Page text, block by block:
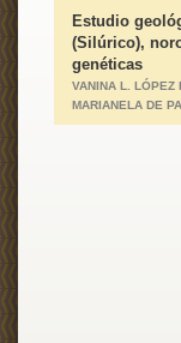
Estudio
(Silúrico),
genéticas
VANINA L. LÓPEZ
MARIANELA DE